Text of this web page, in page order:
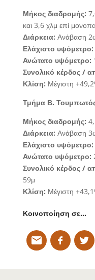
Μήκος διαδρομής:
και 3,6 χλμ επί
Διάρκεια: Ανάβαση
Ελάχιστο υψόμετρο:
Ανώτατο υψόμετρο:
Συνολικό κέρδος /
Κλίση: Μέγιστη
Τμήμα Β.
Μήκος διαδρομής:
Διάρκεια: Ανάβαση
Ελάχιστο υψόμετρο:
Ανώτατο υψόμετρο:
Συνολικό κέρδος /
59μ
Κλίση: Μέγιστη
Κοινοποίηση σε…